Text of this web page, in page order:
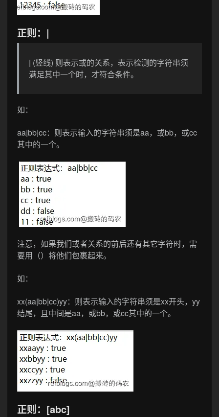
正则：|
| (竖线) 则表示或的关系，表示检测的字符串须
满足其中一个时，才符合条件。
如：
aa|bb|cc：则表示输入的字符串须是aa，或bb，或cc
其中的一个。
注意，如果我们或者关系的前后还有其它字符时，需
要用（）将他们包裹起来。
如：
xx(aa|bb|cc)yy：则表示输入的字符串须是xx开头，yy
结尾，且中间是aa，或bb，或cc其中的一个。
正则：[abc]